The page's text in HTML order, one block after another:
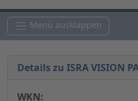
Menü ausklappen
Details zu ISRA VISION
WKN: